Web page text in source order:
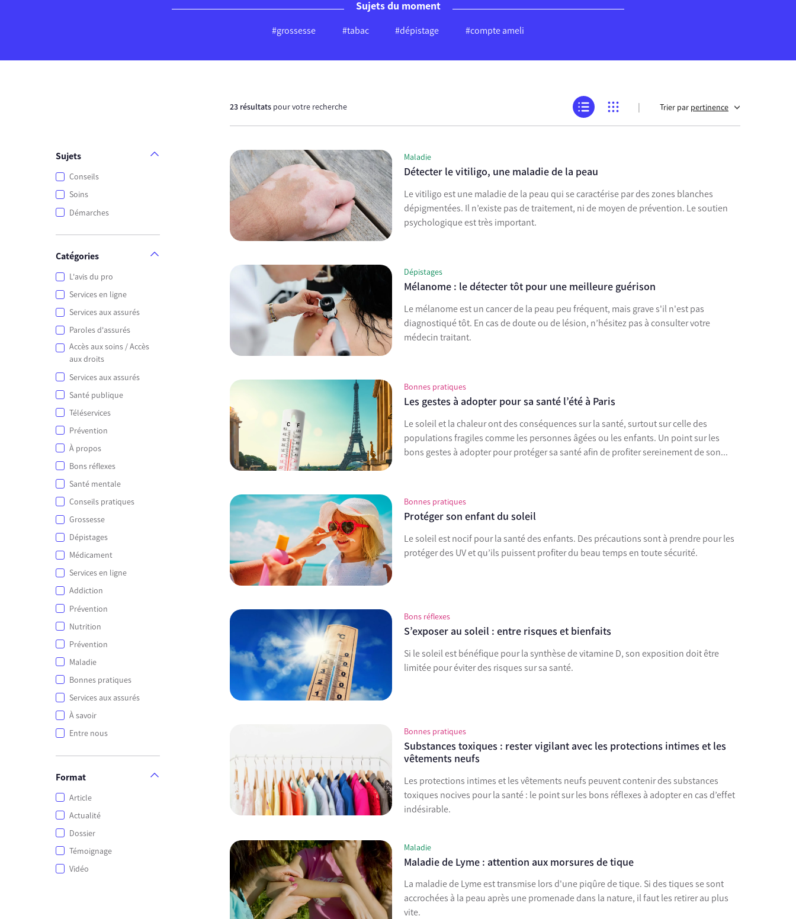
Sujets du moment
#grossesse #tabac #dépistage #compte ameli
Sujets
Conseils
Soins
Démarches
Catégories
L'avis du pro
Services en ligne
Services aux assurés
Paroles d'assurés
Accès aux soins / Accès
aux droits
Services aux assurés
Santé publique
Téléservices
Prévention
À propos
Bons réflexes
Santé mentale
Conseils pratiques
Grossesse
Dépistages
Médicament
Services en ligne
Addiction
Prévention
Nutrition
Prévention
Maladie
Bonnes pratiques
Services aux assurés
À savoir
Entre nous
Format
Article
Actualité
Dossier
Témoignage
Vidéo
23 résultats pour votre recherche | Trier par pertinence
Maladie
Détecter le vitiligo, une maladie de la peau
Le vitiligo est une maladie de la peau qui se caractérise par des zones blanches
dépigmentées. Il n’existe pas de traitement, ni de moyen de prévention. Le soutien
psychologique est très important.
Dépistages
Mélanome : le détecter tôt pour une meilleure guérison
Le mélanome est un cancer de la peau peu fréquent, mais grave s'il n'est pas
diagnostiqué tôt. En cas de doute ou de lésion, n’hésitez pas à consulter votre
médecin traitant.
Bonnes pratiques
Les gestes à adopter pour sa santé l’été à Paris
Le soleil et la chaleur ont des conséquences sur la santé, surtout sur celle des
populations fragiles comme les personnes âgées ou les enfants. Un point sur les
bons gestes à adopter pour protéger sa santé afin de profiter sereinement de son...
Bonnes pratiques
Protéger son enfant du soleil
Le soleil est nocif pour la santé des enfants. Des précautions sont à prendre pour les
protéger des UV et qu’ils puissent profiter du beau temps en toute sécurité.
Bons réflexes
S’exposer au soleil : entre risques et bienfaits
Si le soleil est bénéfique pour la synthèse de vitamine D, son exposition doit être
limitée pour éviter des risques sur sa santé.
Bonnes pratiques
Substances toxiques : rester vigilant avec les protections intimes et les
vêtements neufs
Les protections intimes et les vêtements neufs peuvent contenir des substances
toxiques nocives pour la santé : le point sur les bons réflexes à adopter en cas d’effet
indésirable.
Maladie
Maladie de Lyme : attention aux morsures de tique
La maladie de Lyme est transmise lors d'une piqûre de tique. Si des tiques se sont
accrochées à la peau après une promenade dans la nature, il faut les retirer au plus
vite.